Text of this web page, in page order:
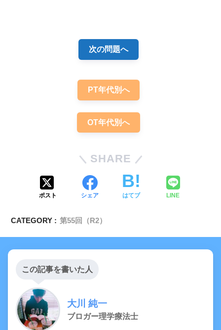
次の問題へ
PT年代別へ
OT年代別へ
SHARE
ポスト シェア はてブ LINE
CATEGORY : 第55回（R2）
この記事を書いた人
大川 純一
ブロガー理学療法士